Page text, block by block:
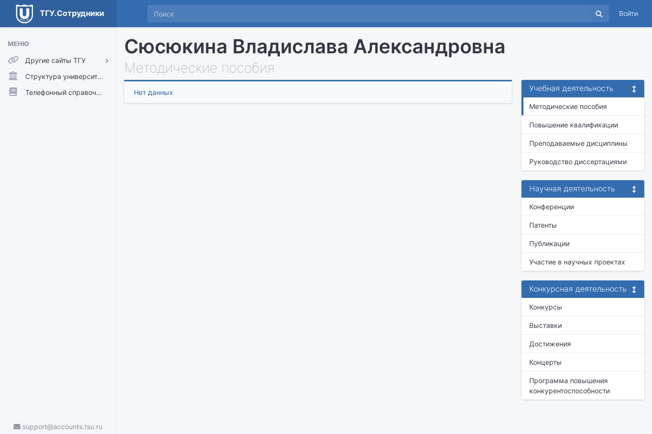
ТГУ.Сотрудники Войти
МЕНЮ
Другие сайты ТГУ
ТГУ.Аккаунты
ТГУ.Расписание
Структура университета
Телефонный справочник
support@accounts.tsu.ru
Сюсюкина Владислава Александровна
Методические пособия
Нет данных Учебная деятельность
Методические пособия
Повышение квалификации
Преподаваемые дисциплины
Руководство диссертациями
Научная деятельность
Конференции
Патенты
Публикации
Участие в научных проектах
Конкурсная деятельность
Конкурсы
Выставки
Достижения
Концерты
Программа повышения
конкурентоспособности